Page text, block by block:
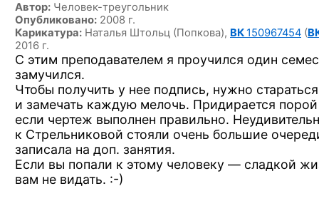
Автор: Человек-треугольник
Опубликовано: 2008 г.
Карикатура: Наталья Штольц (Попкова), ВК150967454 (
2016 г.
С этим преподавателем я проучился один
замучился.
Чтобы получить у нее подпись, нужно
и замечать каждую мелочь. Придирается
если чертеж выполнен правильно.
к Стрельниковой стояли очень большие
записала на доп. занятия.
Если вы попали к этому человеку — сладкой
вам не видать. :-)